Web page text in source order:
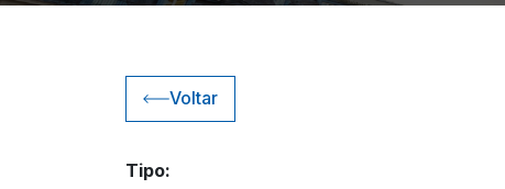
Voltar
Tipo: